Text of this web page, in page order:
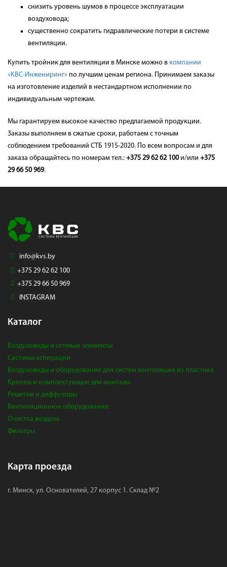
снизить уровень шумов в процессе эксплуатации
воздуховода;
существенно сократить гидравлические потери в системе
вентиляции.
Купить тройник для вентиляции в Минске можно в компании
«КВС-Инжениринг» по лучшим ценам региона. Принимаем заказы
на изготовление изделий в нестандартном исполнении по
индивидуальным чертежам.
Мы гарантируем высокое качество предлагаемой продукции.
Заказы выполняем в сжатые сроки, работаем с точным
соблюдением требований СТБ 1915-2020. По всем вопросам и для
заказа обращайтесь по номерам тел.: +375 29 62 62 100и/или +375
29 66 50 969.
info@kvs.by
+375 29 62 62 100
+375 29 66 50 969
INSTAGRAM
Каталог
Воздуховоды и сетевые элементы
Системы аспирации
Воздуховоды и оборудование для систем вентиляции из пластика
Крепеж и комплектующие для монтажа
Решетки и диффузоры
Вентиляционное оборудование
Очистка воздуха
Фильтры
Карта проезда
г. Минск, ул. Основателей, 27 корпус 1. Склад №2